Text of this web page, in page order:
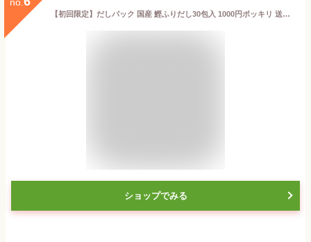
【初回限定】だしパック 国産 鰹ふりだし30包入 1000円ポッキリ 送料無料 天然だしパック 合成保存料 無添加 お試し価格 ポイント消化 訳あり 特選万能和風だし まるも 味噌汁 かつおふりだし だしの素 だし醤油 出汁 粉末 メール便 楽天 業務用
ショップでみる